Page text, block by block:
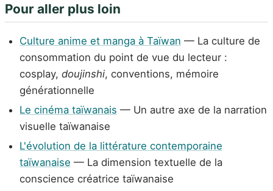
Pour aller plus loin
Culture anime et manga à Taïwan — La culture de
consommation du point de vue du lecteur :
cosplay, doujinshi, conventions, mémoire
générationnelle
Le cinéma taïwanais — Un autre axe de la narration
visuelle taïwanaise
L'évolution de la littérature contemporaine
taïwanaise — La dimension textuelle de la
conscience créatrice taïwanaise